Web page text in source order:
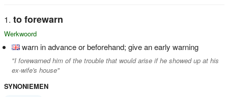
to forewarn
Werkwoord
warn in advance or beforehand; give an early warning
"I forewarned him of the trouble that would arise if he showed up at his
ex-wife's house"
SYNONIEMEN